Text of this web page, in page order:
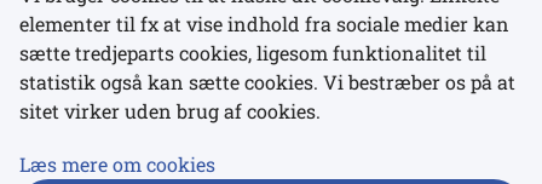
Links
Udgivelser
elementer til fx at vise indhold fra sociale medier kan
sætte tredjeparts cookies, ligesom funktionalitet til
statistik også kan sætte cookies. Vi bestræber os på at
sitet virker uden brug af cookies.
Læs mere om cookies